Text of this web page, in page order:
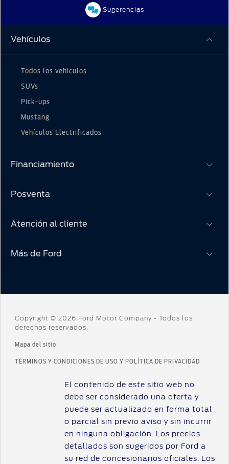
Sugerencias
Vehículos
Todos los vehículos
SUVs
Pick-ups
Mustang
Vehículos Electrificados
Financiamiento
Financiación bancaria
Posventa
Propietarios Ford
Manuales
Servicio de mantenimiento
Acciones de servicio
Alertas y retiros de productos
Iniciar sesión
Atención al cliente
Concesionarios
Defensa de las y los Consumidores Para reclamos
Ingrese aquí
Hoja de Rescate
ASOC. DE CONSUM. Y USU. DE LA ARG. c/ FORD s/ORD.
Más de Ford
Novedades
Ford Construyendo Juntos
Copyright © 2026 Ford Motor Company - Todos los
derechos reservados.
Mapa del sitio
TÉRMINOS Y CONDICIONES DE USO Y POLÍTICA DE PRIVACIDAD
El contenido de este sitio web no
debe ser considerado una oferta y
puede ser actualizado en forma total
o parcial sin previo aviso y sin incurrir
en ninguna obligación. Los precios
detallados son sugeridos por Ford a
su red de concesionarios oficiales. Los